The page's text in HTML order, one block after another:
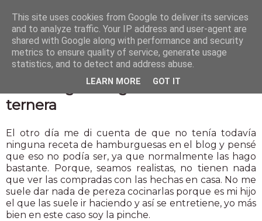
Hamburguesas gourmet de
ternera
El otro día me di cuenta de que no tenía todavía
ninguna receta de hamburguesas en el blog y pensé
que eso no podía ser, ya que normalmente las hago
bastante. Porque, seamos realistas, no tienen nada
que ver las compradas con las hechas en casa. No me
suele dar nada de pereza cocinarlas porque es mi hijo
el que las suele ir haciendo y así se entretiene, yo más
bien en este caso soy la pinche.
This site uses cookies from Google to deliver its services
and to analyze traffic. Your IP address and user-agent are
shared with Google along with performance and security
metrics to ensure quality of service, generate usage
statistics, and to detect and address abuse.
LEARN MORE GOT IT